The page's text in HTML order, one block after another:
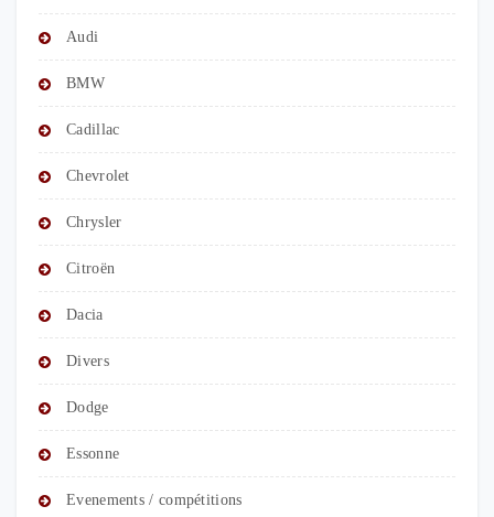
Audi
BMW
Cadillac
Chevrolet
Chrysler
Citroën
Dacia
Divers
Dodge
Essonne
Evenements / compétitions